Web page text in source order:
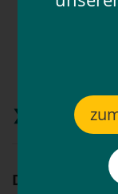
Matentabel
Dames-